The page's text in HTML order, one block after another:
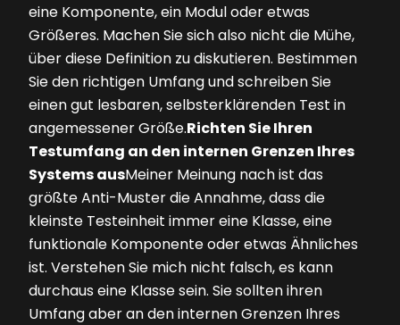
eine Komponente, ein Modul oder etwas
Größeres. Machen Sie sich also nicht die Mühe,
über diese Definition zu diskutieren. Bestimmen
Sie den richtigen Umfang und schrei­ben Sie
einen gut lesbaren, selbsterklärenden Test in
angemessener Größe.Richten Sie Ihren
Testumfang an den internen Grenzen Ihres
Systems ausMeiner Meinung nach ist das
größte Anti-Muster die Annahme, dass die
kleinste Testeinheit immer eine Klasse, eine
funktionale Komponente oder etwas Ähnliches
ist. Verstehen Sie mich nicht falsch, es kann
durchaus eine Klasse sein. Sie sollten ihren
Umfang aber an den internen Grenzen Ihres